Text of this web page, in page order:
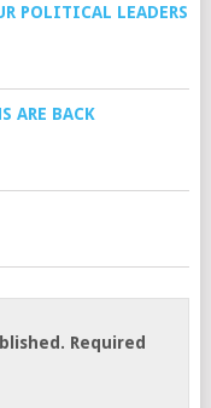
POLITICAL LEADERS
ARE BACK
Required